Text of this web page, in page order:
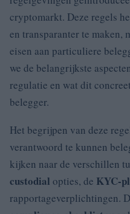
cryptomarkt. Deze regels
en transparanter te maken,
eisen aan particuliere
we de belangrijkste
regulatie en wat dit
belegger.
Het begrijpen van deze
verantwoord te kunnen
kijken naar de verschillen
custodial opties, de KYC-
rapportageverplichtingen.